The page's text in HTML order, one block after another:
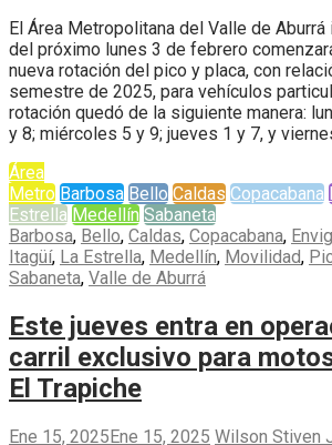
El Área Metropolitana del Valle de
del próximo lunes 3 de febrero
nueva rotación del pico y placa, con
semestre de 2025, para vehículos
rotación quedó de la siguiente manera:
y 8; miércoles 5 y 9; jueves 1 y 7, y
Área
Metro Barbosa Bello Caldas Copacabana
Estrella Medellín Sabaneta
Barbosa, Bello, Caldas, Copacabana,
Itagüí, La Estrella, Medellín, Movilidad,
Sabaneta, Valle de Aburrá
Este jueves entra en
carril exclusivo para
El Trapiche
Ene 15, 2025Ene 15, 2025 Wilson Stiven